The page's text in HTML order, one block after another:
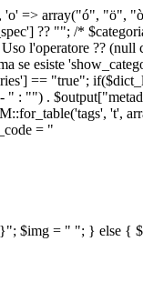
=> array("ó", "ö",
?? ""; /*
l'operatore ?? (null
esiste
== "true";
: "") .
't',
= "
$img = " "; } else {